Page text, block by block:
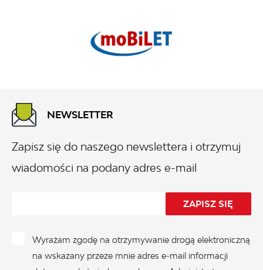
NEWSLETTER
Zapisz się do naszego newslettera i otrzymuj
wiadomości na podany adres e-mail
Wyrażam zgodę na otrzymywanie drogą elektroniczną
na wskazany przeze mnie adres e-mail informacji